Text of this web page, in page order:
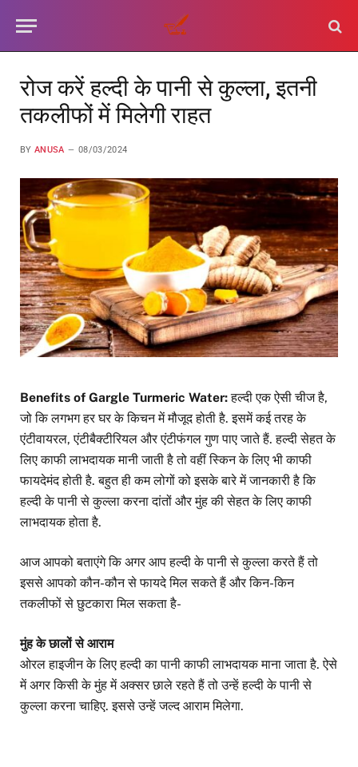
रोज करें हल्दी के पानी से कुल्ला, इतनी
तकलीफों में मिलेगी राहत
BY ANUSA 08/03/2024
Benefits of Gargle Turmeric Water:हल्दी एक ऐसी चीज है,
जो कि लगभग हर घर के किचन में मौजूद होती है. इसमें कई तरह के
एंटीवायरल, एंटीबैक्टीरियल और एंटीफंगल गुण पाए जाते हैं. हल्दी सेहत के
लिए काफी लाभदायक मानी जाती है तो वहीं स्किन के लिए भी काफी
फायदेमंद होती है. बहुत ही कम लोगों को इसके बारे में जानकारी है कि
हल्दी के पानी से कुल्ला करना दांतों और मुंह की सेहत के लिए काफी
लाभदायक होता है.
आज आपको बताएंगे कि अगर आप हल्दी के पानी से कुल्ला करते हैं तो
इससे आपको कौन-कौन से फायदे मिल सकते हैं और किन-किन
तकलीफों से छुटकारा मिल सकता है-
मुंह के छालों से आराम
ओरल हाइजीन के लिए हल्दी का पानी काफी लाभदायक माना जाता है. ऐसे
में अगर किसी के मुंह में अक्सर छाले रहते हैं तो उन्हें हल्दी के पानी से
कुल्ला करना चाहिए. इससे उन्हें जल्द आराम मिलेगा.